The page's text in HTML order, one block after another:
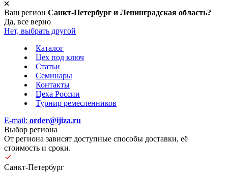
Ваш регион Санкт-Петербург и Ленинградская область?
Да, все верно
Нет, выбрать другой
Каталог
Цех под ключ
Статьи
Семинары
Контакты
Цеха России
Турнир ремесленников
E-mail: order@ijiza.ru
Выбор региона
От региона зависят доступные способы доставки, её
стоимость и сроки.
Санкт-Петербург